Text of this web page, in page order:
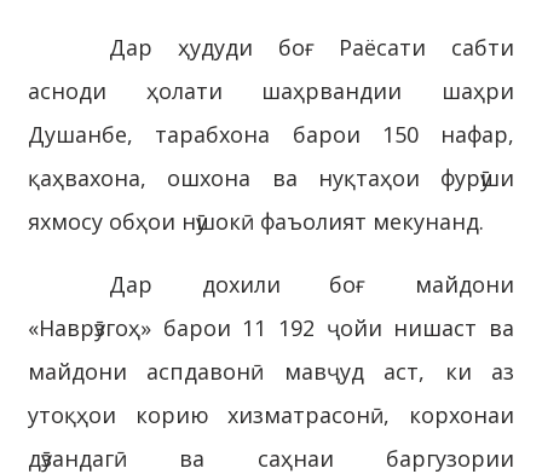
Дар ҳудуди боғ Раёсати сабти
асноди ҳолати шаҳрвандии шаҳри
Душанбе, тарабхона барои 150 нафар,
қаҳвахона, ошхона ва нуқтаҳои фурӯши
яхмосу обҳои нӯшокӣ фаъолият мекунанд.
Дар дохили боғ майдони
«Наврӯзгоҳ» барои 11 192 ҷойи нишаст ва
майдони аспдавонӣ мавҷуд аст, ки аз
утоқҳои корию хизматрасонӣ, корхонаи
дӯзандагӣ ва саҳнаи баргузории